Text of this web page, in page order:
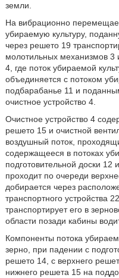
земли.
На вибрационно
убираемую культуру,
через решето 19
молотильных механизмов 3
4, где поток убираемой
объединяется с потоком
подбарабанье 11 и
очистное устройство 4.
Очистное устройство 4
решето 15 и очистной
воздушный поток,
содержащееся в потоках
подготовительной доски 12
проходит по очереди
добирается через
транспортного устройства
транспортирует его в
области позади кабины
Компоненты потока
зерно, при падении с
решето 14, с верхнего
нижнего решета 15 на